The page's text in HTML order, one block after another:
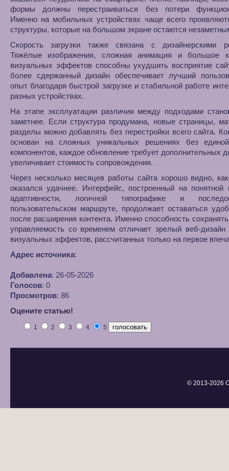
формы должны перестраиваться без потери
Именно на мобильных устройствах чаще всего
структуры, которые на большом экране остаются
Скорость загрузки также связана с дизайнерскими
Тяжёлые изображения, сложная анимация и большое
визуальных эффектов способны ухудшить восприятие
более сдержанный дизайн обеспечивает лучший
опыт благодаря быстрой загрузке и стабильной работе
разных устройствах.
На этапе эксплуатации различия между подходами
заметнее. Если структура продумана, новые страницы,
разделы можно добавлять без перестройки всего сайта.
основан на сложных уникальных решениях без
компонентов, каждое обновление требует дополнительных
увеличивает стоимость сопровождения.
Через несколько месяцев работы сайта хорошо видно,
оказался удачнее. Интерфейс, построенный на понятной
адаптивности, логичной типографике и
пользовательском маршруте, продолжает оставаться
после расширения контента. Именно способность
управляемость со временем отличает зрелый веб-дизайн
визуальных эффектов, рассчитанных только на первое
Адрес источника:
Добавлена: 26-05-2026
Голосов: 0
Просмотров: 86
Оцените статью!
1 2 3 4 5
© 2013-2026